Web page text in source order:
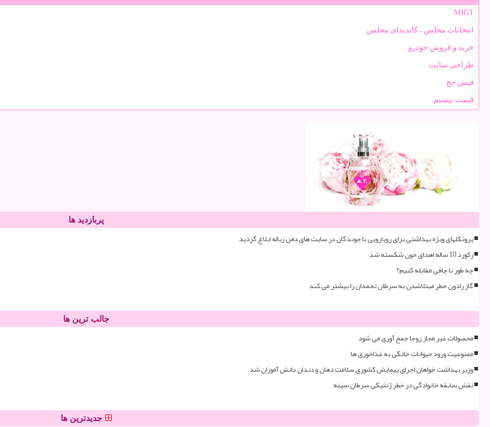
MIGT
انتخابات مجلس ، کاندیدای مجلس
خرید و فروش خودرو
طراحی سایت
فیش حج
قیمت بیسیم
پربازدید ها
پروتکلهای ویژه بهداشتی برای رویارویی با جوندگان در سایت های دفن زباله ابلاغ گردید
رکورد 10 ساله اهدای خون شکسته شد
چه طور با چاقی مقابله کنیم؟
گاز رادون خطر مبتلاشدن به سرطان تخمدان را بیشتر می کند
جالب ترین ها
محصولات غیر مجاز روجا جمع آوری می شود
ممنوعیت ورود حیوانات خانگی به غذاخوری ها
وزیر بهداشت خواهان اجرای پیمایش کشوری سلامت دهان و دندان دانش آموزان شد
نقش سابقه خانوادگی در خطر ژنتیکی سرطان سینه
جدیدترین ها